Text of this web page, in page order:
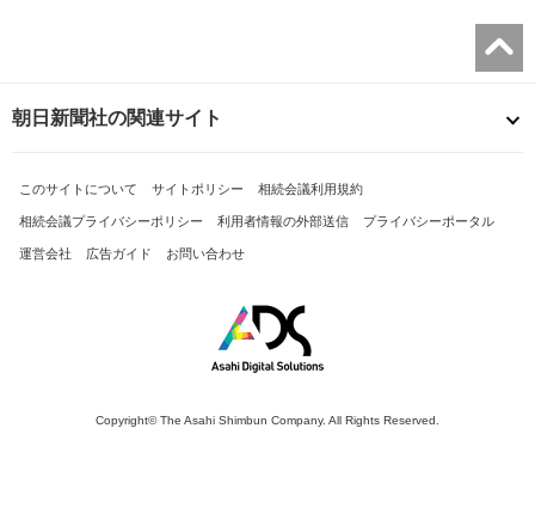
朝日新聞社の関連サイト
このサイトについて サイトポリシー 相続会議利用規約
相続会議プライバシーポリシー 利用者情報の外部送信 プライバシーポータル
運営会社 広告ガイド お問い合わせ
Copyright© The Asahi Shimbun Company. All Rights Reserved.